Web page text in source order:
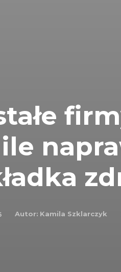
Autor: Kamila Szklarczyk